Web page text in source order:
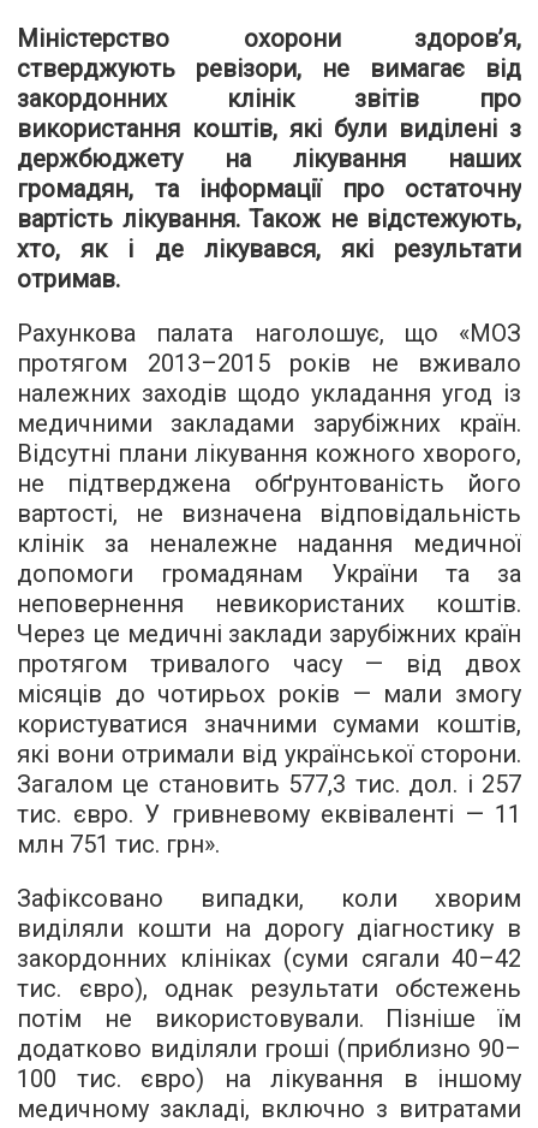
Міністерство охорони здоров’я,
стверджують ревізори, не вимагає від
закордонних клінік звітів про
використання коштів, які були виділені з
держбюджету на лікування наших
громадян, та інформації про остаточну
вартість лікування. Також не відстежують,
хто, як і де лікувався, які результати
отримав.
Рахункова палата наголошує, що «МОЗ
протягом 2013–2015 років не вживало
належних заходів щодо укладання угод із
медичними закладами зарубіжних країн.
Відсутні плани лікування кожного хворого,
не підтверджена обґрунтованість його
вартості, не визначена відповідальність
клінік за неналежне надання медичної
допомоги громадянам України та за
неповернення невикористаних коштів.
Через це медичні заклади зарубіжних країн
протягом тривалого часу — від двох
місяців до чотирьох років — мали змогу
користуватися значними сумами коштів,
які вони отримали від української сторони.
Загалом це становить 577,3 тис. дол. і 257
тис. євро. У гривневому еквіваленті — 11
млн 751 тис. грн».
Зафіксовано випадки, коли хворим
виділяли кошти на дорогу діагностику в
закордонних клініках (суми сягали 40–42
тис. євро), однак результати обстежень
потім не використовували. Пізніше їм
додатково виділяли гроші (приблизно 90–
100 тис. євро) на лікування в іншому
медичному закладі, включно з витратами